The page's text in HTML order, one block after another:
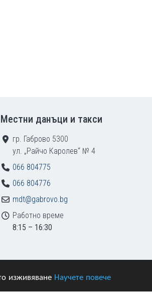
изживяване Научете повече
Местни данъци и такси
гр. Габрово 5300
ул. „Райчо Каролев“ № 4
066 804775
066 804776
mdt@gabrovo.bg
Работно време
8:15 – 16:30